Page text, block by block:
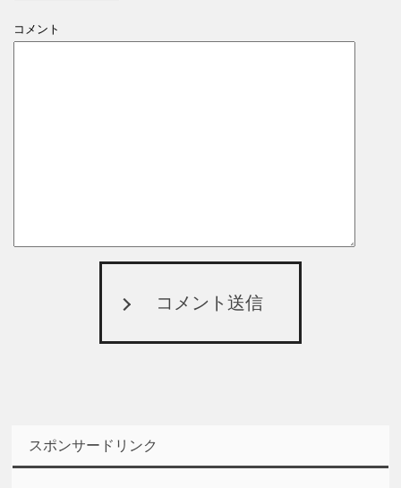
コメント
コメント送信
スポンサードリンク